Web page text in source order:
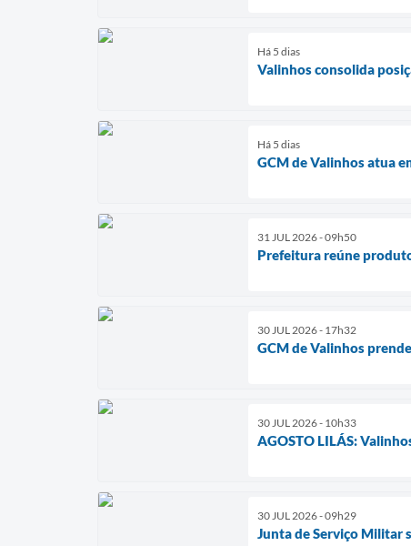
Há 5 dias
Valinhos consolida
Há 5 dias
GCM de Valinhos atua
31 JUL 2026 - 09h50
Prefeitura reúne
30 JUL 2026 - 17h32
GCM de Valinhos
30 JUL 2026 - 10h33
AGOSTO LILÁS:
30 JUL 2026 - 09h29
Junta de Serviço Militar